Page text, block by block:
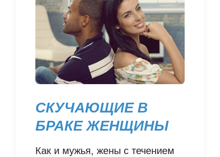
СКУЧАЮЩИЕ В
БРАКЕ ЖЕНЩИНЫ
Как и мужья, жены с течением